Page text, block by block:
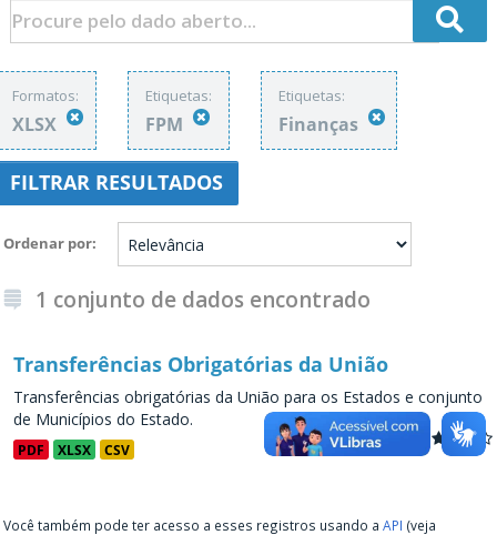
Formatos:
XLSX
Etiquetas:
FPM
Etiquetas:
Finanças
FILTRAR RESULTADOS
Ordenar por
1 conjunto de dados encontrado
Transferências Obrigatórias da União
Transferências obrigatórias da União para os Estados e conjunto
de Municípios do Estado.
PDF XLSX CSV
Você também pode ter acesso a esses registros usando a API (veja